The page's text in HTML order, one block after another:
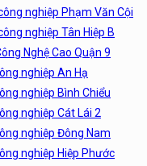
nghiệp Phạm Văn Cội
nghiệp Tân Hiệp B
Nghệ Cao Quận 9
nghiệp An Hạ
nghiệp Bình Chiểu
nghiệp Cát Lái 2
nghiệp Đông Nam
nghiệp Hiệp Phước